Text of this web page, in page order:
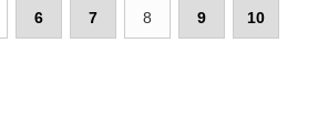
6 7 8 9 10